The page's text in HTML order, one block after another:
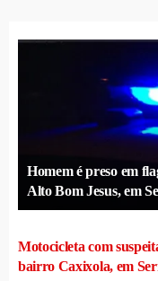
Homem é preso em
Alto Bom Jesus, em
Motocicleta com
bairro Caxixola, em